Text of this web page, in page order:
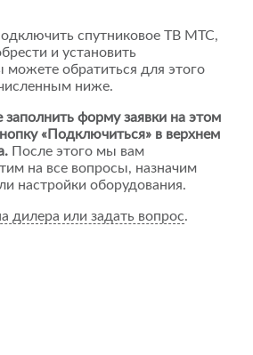
спутниковое ТВ МТС,
и установить
можете обратиться для этого
ниже.
форму заявки на этом
«Подключиться» в верхнем
После этого мы вам
на все вопросы, назначим
настройки оборудования.
дилера или задать вопрос.